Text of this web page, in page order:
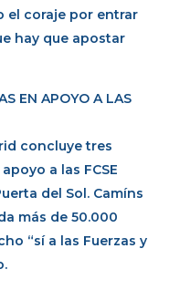
el coraje por entrar
hay que apostar
EN APOYO A LAS
concluye tres
a las FCSE
del Sol. Camíns
más de 50.000
“sí a las Fuerzas y